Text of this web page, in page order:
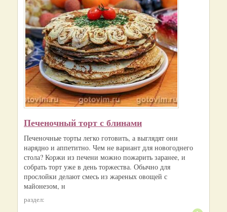
Печеночный торт с блинами
Печеночные торты легко готовить, а выглядят они
нарядно и аппетитно. Чем не вариант для новогоднего
стола? Коржи из печени можно пожарить заранее, и
собрать торт уже в день торжества. Обычно для
прослойки делают смесь из жареных овощей с
майонезом, н
раздел: